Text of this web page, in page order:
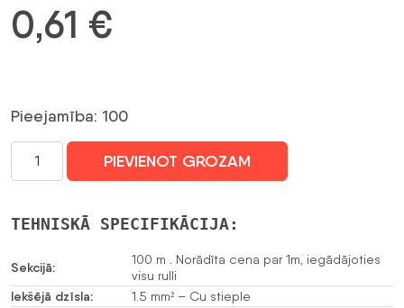
0,61 €
Pieejamība: 100
ELEKTRISKAIS
KABELIS
1.5-
daudzums
PIEVIENOT GROZAM
TEHNISKĀ SPECIFIKĀCIJA:
Sekcijā:
100 m . Norādīta cena par 1m, iegādājoties
visu rulli
Iekšējā dzīsla: 1.5 mm² – Cu stieple